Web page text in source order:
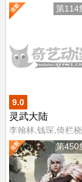
9.0
第114
灵武大陆
李翰林,钱琛,倚栏桡,
张恩泽,赵熠彤,小
温溪,蔡娜
第450